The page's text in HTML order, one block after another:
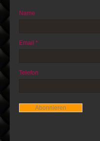
Name
Email *
Telefon